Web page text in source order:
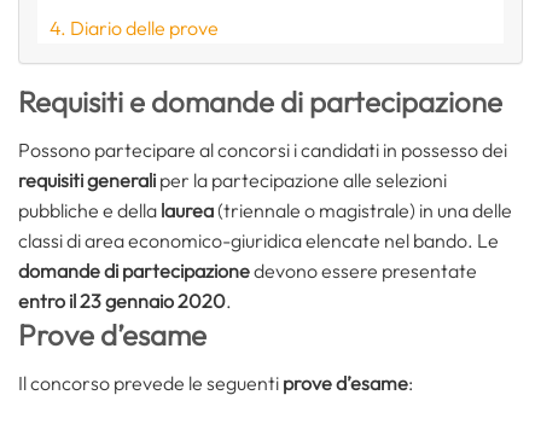
Diario delle prove
Requisiti e domande di partecipazione
Possono partecipare al concorsi i candidati in possesso dei
requisiti generali per la partecipazione alle selezioni
pubbliche e della laurea(triennale o magistrale) in una delle
classi di area economico-giuridica elencate nel bando. Le
domande di partecipazionedevono essere presentate
entro il 23 gennaio 2020.
Prove d’esame
Il concorso prevede le seguenti prove d’esame: